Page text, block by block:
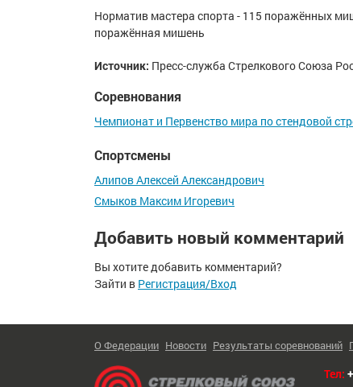
Норматив мастера спорта - 115 поражённых
поражённая мишень
Источник: Пресс-служба Стрелкового Союза
Соревнования
Чемпионат и Первенство мира по стендовой
Спортсмены
Алипов Алексей Александрович
Смыков Максим Игоревич
Добавить новый комментарий
Вы хотите добавить комментарий?
Зайти в Регистрация/Вход
О Федерации Новости Результаты соревнований
Тел: